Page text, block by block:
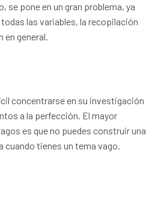
se pone en un gran problema, ya
las variables, la recopilación
en general.
concentrarse en su investigación
a la perfección. El mayor
es que no puedes construir una
cuando tienes un tema vago.